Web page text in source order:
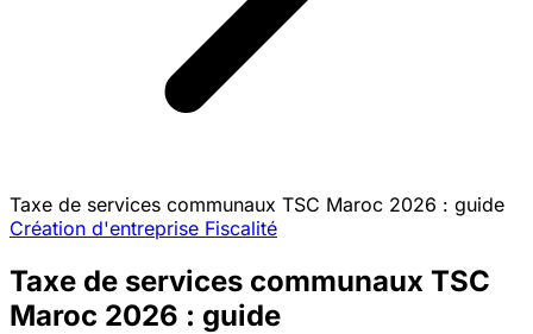
Taxe de services communaux TSC Maroc 2026 : guide
Création d'entreprise Fiscalité
Taxe de services communaux TSC
Maroc 2026 : guide